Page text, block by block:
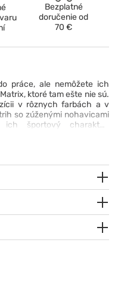
Bezplatné
doručenie od
70 €
práce, ale nemôžete ich
ktoré tam ešte nie sú.
v rôznych farbách a v
so zúženými nohavicami
športový charakter.
so zmesou umelého
pás a vkusná šnúrka
cesty. Nezostáva nám nič